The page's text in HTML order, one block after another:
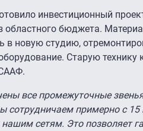
инвестиционный
областного бюджета.
в новую студию,
Старую технику
все промежуточные
сотрудничаем примерно с
сетям. Это позволяет